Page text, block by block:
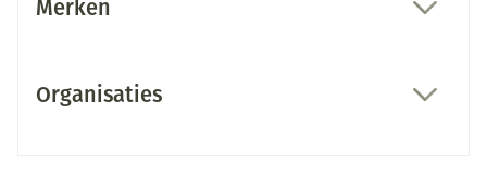
Merken
Organisaties